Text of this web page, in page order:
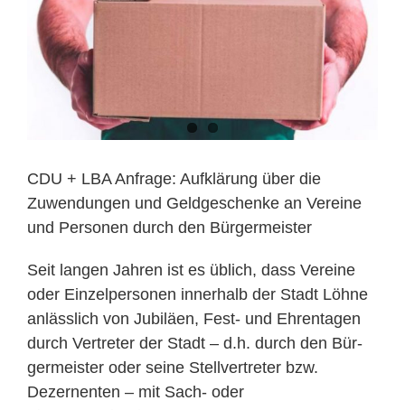
CDU + LBA Anfrage: Aufklärung über die
Zuwendungen und Geldgeschenke an Vereine
und Personen durch den Bürgermeister
Seit langen Jahren ist es üblich, dass Vereine
oder Einzelpersonen innerhalb der Stadt Löhne
anlässlich von Jubiläen, Fest- und Ehrentagen
durch Vertreter der Stadt – d.h. durch den Bür-
germeister oder seine Stellvertreter bzw.
Dezernenten – mit Sach- oder